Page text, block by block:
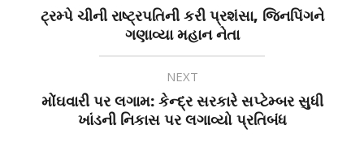
ટ્રમ્પે ચીની રાષ્ટ્રપતિની કરી પ્રશંસા, જિનપિંગને
ગણાવ્યા મહાન નેતા
NEXT
મોંઘવારી પર લગામ: કેન્દ્ર સરકારે સપ્ટેમ્બર સુધી
ખાંડની નિકાસ પર લગાવ્યો પ્રતિબંધ